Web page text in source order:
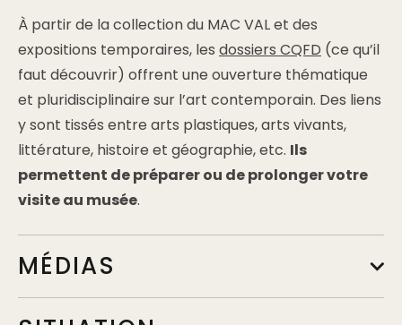
À partir de la collection du MAC VAL et des
expositions temporaires, les dossiers CQFD (ce qu’il
faut découvrir) offrent une ouverture thématique
et pluridisciplinaire sur l’art contemporain. Des liens
y sont tissés entre arts plastiques, arts vivants,
littérature, histoire et géographie, etc. Ils
permettent de préparer ou de prolonger votre
visite au musée.
MÉDIAS